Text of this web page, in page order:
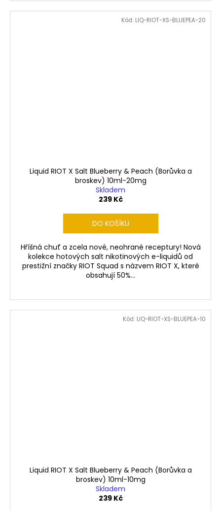
Liquid RIOT X Salt Blueberry & Peach (Borůvka a
broskev) 10ml-20mg
Skladem
239 Kč
DO KOŠÍKU
Hříšná chuť a zcela nové, neohrané receptury! Nová
kolekce hotových salt nikotinových e-liquidů od
prestižní značky RIOT Squad s názvem RIOT X, které
obsahují 50%...
Kód: LIQ-RIOT-XS-BLUEPEA-20
Liquid RIOT X Salt Blueberry & Peach (Borůvka a
broskev) 10ml-10mg
Skladem
239 Kč
Kód: LIQ-RIOT-XS-BLUEPEA-10